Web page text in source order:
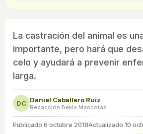
La castración del animal es
importante, pero hará que
celo y ayudará a prevenir
larga.
DC Daniel Caballero Ruiz
Redacción Bekia Mascotas
Publicado 6 octubre 2018Actualizado 10